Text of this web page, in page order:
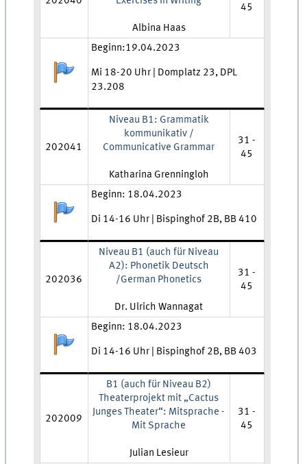
Lehrkraft:
Albina Haas
45
Anmeldestatus:
Zeit und Ort:
Beginn:19.04.2023
Mi 18-20 Uhr | Domplatz 23, DPL
23.208
202041
Niveau B1: Grammatik
kommunikativ /
Communicative Grammar
Lehrkraft:
Katharina Grenningloh
31 -
45
Anmeldestatus:
Zeit und Ort:
Beginn: 18.04.2023
Di 14-16 Uhr | Bispinghof 2B, BB 410
202036
Niveau B1 (auch für Niveau
A2): Phonetik Deutsch
/German Phonetics
Lehrkraft:
Dr. Ulrich Wannagat
31 -
45
Anmeldestatus:
Zeit und Ort:
Beginn: 18.04.2023
Di 14-16 Uhr | Bispinghof 2B, BB 403
202009
B1 (auch für Niveau B2)
Theaterprojekt mit „Cactus
Junges Theater“: Mitsprache -
Mit Sprache
Lehrkraft:
Julian Lesieur
31 -
45